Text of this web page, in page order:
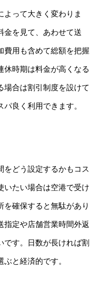
よって大きく変わりま
金を見て、あわせて送
費用も含めて総額を把握
休時期は料金が高くなる
場合は割引制度を設けて
良く利用できます。
をどう設定するかもコス
いたい場合は空港で受け
を確保すると無駄があり
指定や店舗営業時間外返
です。日数が長ければ割
と経済的です。